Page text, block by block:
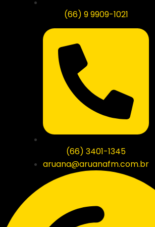
(66) 9 9909-1021
(66) 3401-1345
aruana@aruanafm.com.br